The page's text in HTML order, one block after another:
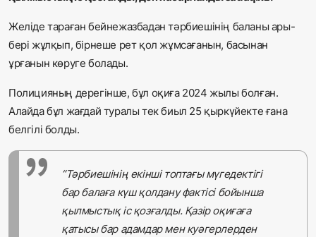
Желіде тараған бейнежазбадан тәрбиешінің баланы ары-
бері жұлқып, бірнеше рет қол жұмсағанын, басынан
ұрғанын көруге болады.
Полицияның дерегінше, бұл оқиға 2024 жылы болған.
Алайда бұл жағдай туралы тек биыл 25 қыркүйекте ғана
белгілі болды.
“Тәрбиешінің екінші топтағы мүгедектігі
бар балаға күш қолдану фактісі бойынша
қылмыстық іс қозғалды. Қазір оқиғаға
қатысы бар адамдар мен куәгерлерден